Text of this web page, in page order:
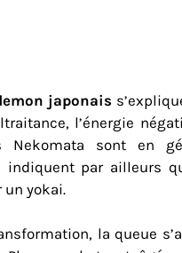
japonais
l’énergie
Nekomata sont en
indiquent par ailleurs
yokai.
la queue